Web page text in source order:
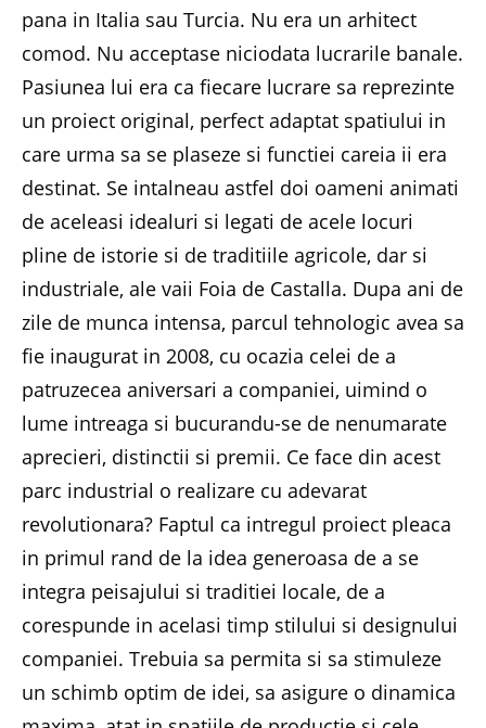
pana in Italia sau Turcia. Nu era un arhitect
comod. Nu acceptase niciodata lucrarile banale.
Pasiunea lui era ca fiecare lucrare sa reprezinte
un proiect original, perfect adaptat spatiului in
care urma sa se plaseze si functiei careia ii era
destinat. Se intalneau astfel doi oameni animati
de aceleasi idealuri si legati de acele locuri
pline de istorie si de traditiile agricole, dar si
industriale, ale vaii Foia de Castalla. Dupa ani de
zile de munca intensa, parcul tehnologic avea sa
fie inaugurat in 2008, cu ocazia celei de a
patruzecea aniversari a companiei, uimind o
lume intreaga si bucurandu-se de nenumarate
aprecieri, distinctii si premii. Ce face din acest
parc industrial o realizare cu adevarat
revolutionara? Faptul ca intregul proiect pleaca
in primul rand de la idea generoasa de a se
integra peisajului si traditiei locale, de a
corespunde in acelasi timp stilului si designului
companiei. Trebuia sa permita si sa stimuleze
un schimb optim de idei, sa asigure o dinamica